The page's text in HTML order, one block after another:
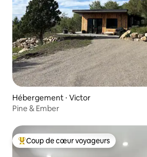
Hébergement ⋅ Victor
Pine & Ember
Coups de cœur voyageurs les plus
Coup de cœur voyageurs